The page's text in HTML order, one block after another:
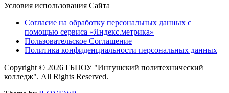
Условия использования Сайта
Согласие на обработку персональных данных с
помощью сервиса «Яндекс.метрика»
Пользовательское Соглашение
Политика конфиденциальности персональных данных
Copyright © 2026 ГБПОУ "Ингушский политехнический
колледж". All Rights Reserved.